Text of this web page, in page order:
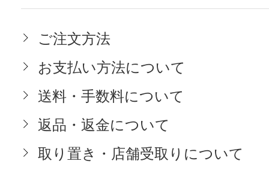
ご注文方法
お支払い方法について
送料・手数料について
返品・返金について
取り置き・店舗受取りについて